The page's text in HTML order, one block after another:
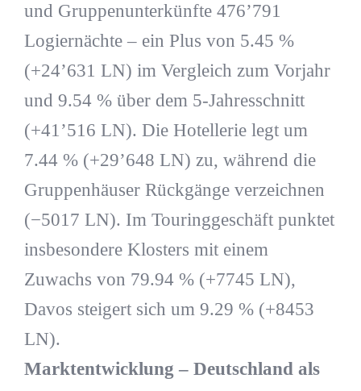
und Gruppenunterkünfte 476’791
Logiernächte – ein Plus von 5.45 %
(+24’631 LN) im Vergleich zum Vorjahr
und 9.54 % über dem 5-Jahresschnitt
(+41’516 LN). Die Hotellerie legt um
7.44 % (+29’648 LN) zu, während die
Gruppenhäuser Rückgänge verzeichnen
(−5017 LN). Im Touringgeschäft punktet
insbesondere Klosters mit einem
Zuwachs von 79.94 % (+7745 LN),
Davos steigert sich um 9.29 % (+8453
LN).
Marktentwicklung – Deutschland als